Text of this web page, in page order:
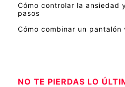
Cómo controlar la ansiedad
pasos
Cómo combinar un pantalón
NO TE PIERDAS LO